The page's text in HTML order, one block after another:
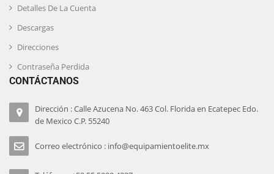
Detalles De La Cuenta
Descargas
Direcciones
Contraseña Perdida
CONTÁCTANOS
Dirección : Calle Azucena No. 463 Col. Florida en Ecatepec Edo.
de Mexico C.P. 55240
Correo electrónico : info@equipamientoelite.mx